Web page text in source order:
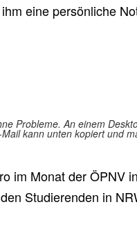
eine persönliche
Probleme. An einem
kann unten kopiert und
im Monat der ÖPNV
Studierenden in